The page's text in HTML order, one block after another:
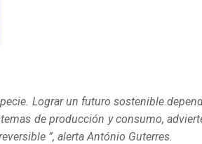
Lograr un futuro sostenible
de producción y consumo,
”, alerta António Guterres.